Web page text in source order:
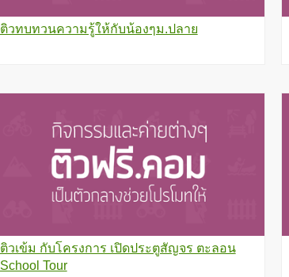
ติวทบทวนความรู้ให้กับน้องๆม.ปลาย
ติวเข้ม กับโครงการ เปิดประตูสัญจร ตะลอน
School Tour